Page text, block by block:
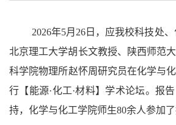
2026年5月26日，应我校科技处
北京理工大学胡长文教授、陕西师范大
科学院物理所赵怀周研究员在化学与
行【能源·化工·材料】学术论坛。报
持，化学与化工学院师生80余人参加了